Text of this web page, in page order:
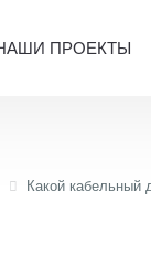
ПРОЕКТЫ
Какой кабельный